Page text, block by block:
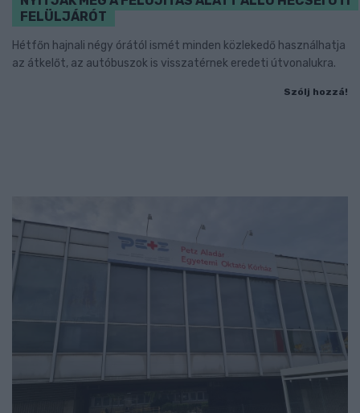
FELÜLJÁRÓT
Hétfőn hajnali négy órától ismét minden közlekedő használhatja
az átkelőt, az autóbuszok is visszatérnek eredeti útvonalukra.
Szólj hozzá!